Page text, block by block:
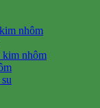
nhôm
kim nhôm